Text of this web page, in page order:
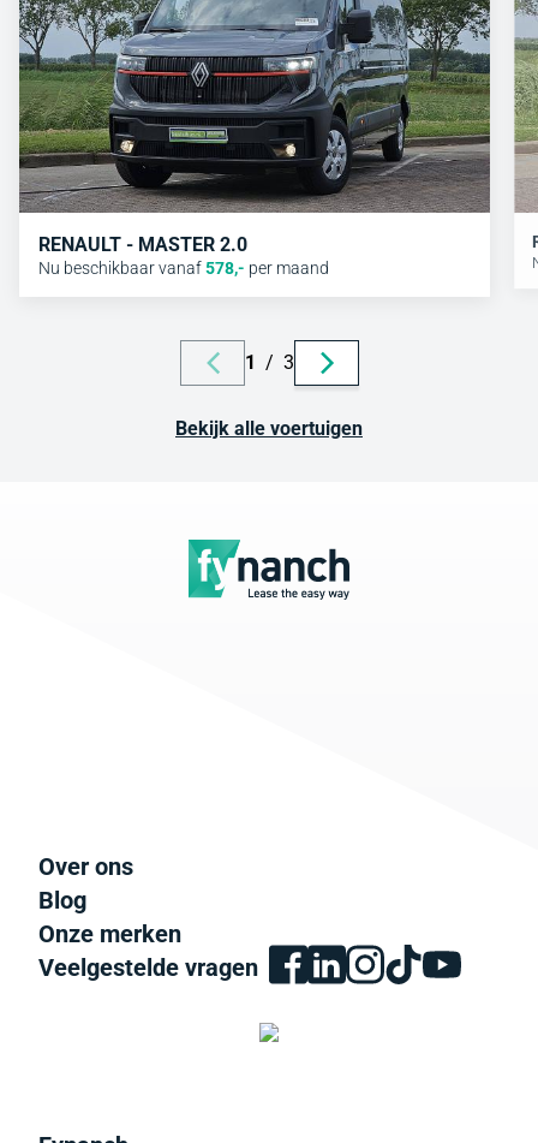
RENAULT - MASTER 2.0
Nu beschikbaar vanaf578,- per maand
1 / 3
Bekijk alle voertuigen
Over ons
Blog
Onze merken
Veelgestelde vragen